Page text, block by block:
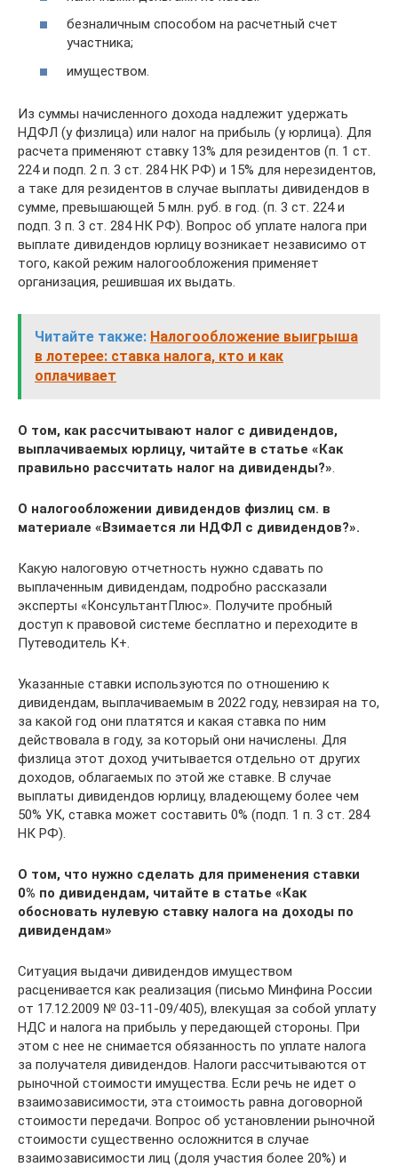
безналичным способом на расчетный счет
участника;
имуществом.
Из суммы начисленного дохода надлежит удержать
НДФЛ (у физлица) или налог на прибыль (у юрлица). Для
расчета применяют ставку 13% для резидентов (п. 1 ст.
224 и подп. 2 п. 3 ст. 284 НК РФ) и 15% для нерезидентов,
а таке для резидентов в случае выплаты дивидендов в
сумме, превышающей 5 млн. руб. в год. (п. 3 ст. 224 и
подп. 3 п. 3 ст. 284 НК РФ). Вопрос об уплате налога при
выплате дивидендов юрлицу возникает независимо от
того, какой режим налогообложения применяет
организация, решившая их выдать.
Читайте также: Налогообложение выигрыша
в лотерее: ставка налога, кто и как
оплачивает
О том, как рассчитывают налог с дивидендов,
выплачиваемых юрлицу, читайте в статье «Как
правильно рассчитать налог на дивиденды?»
О налогообложении дивидендов физлиц см. в
материале «Взимается ли НДФЛ с дивидендов?».
Какую налоговую отчетность нужно сдавать по
выплаченным дивидендам, подробно рассказали
эксперты «КонсультантПлюс». Получите пробный
доступ к правовой системе бесплатно и переходите в
Путеводитель К+.
Указанные ставки используются по отношению к
дивидендам, выплачиваемым в 2022 году, невзирая на то,
за какой год они платятся и какая ставка по ним
действовала в году, за который они начислены. Для
физлица этот доход учитывается отдельно от других
доходов, облагаемых по этой же ставке. В случае
выплаты дивидендов юрлицу, владеющему более чем
50% УК, ставка может составить 0% (подп. 1 п. 3 ст. 284
НК РФ).
О том, что нужно сделать для применения ставки
0% по дивидендам, читайте в статье «Как
обосновать нулевую ставку налога на доходы по
дивидендам»
Ситуация выдачи дивидендов имуществом
расценивается как реализация (письмо Минфина России
от 17.12.2009 № 03-11-09/405), влекущая за собой уплату
НДС и налога на прибыль у передающей стороны. При
этом с нее не снимается обязанность по уплате налога
за получателя дивидендов. Налоги рассчитываются от
рыночной стоимости имущества. Если речь не идет о
взаимозависимости, эта стоимость равна договорной
стоимости передачи. Вопрос об установлении рыночной
стоимости существенно осложнится в случае
взаимозависимости лиц (доля участия более 20%) и